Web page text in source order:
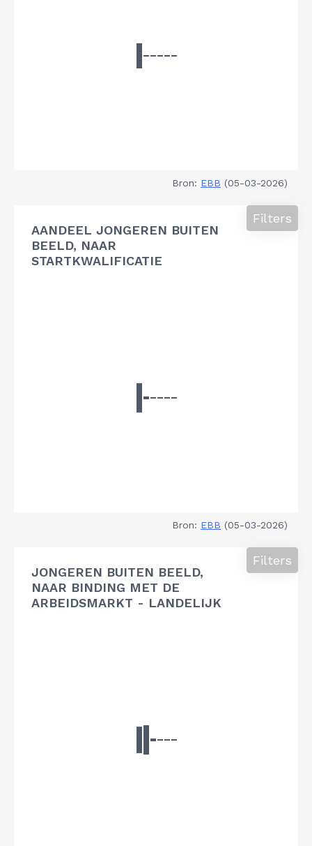
Bron: EBB (05-03-2026)
AANDEEL JONGEREN BUITEN
BEELD, NAAR
STARTKWALIFICATIE
Filters
Bron: EBB (05-03-2026)
JONGEREN BUITEN BEELD,
NAAR BINDING MET DE
ARBEIDSMARKT - LANDELIJK
Filters